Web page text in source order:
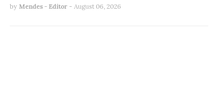
by Mendes - Editor - August 06, 2026